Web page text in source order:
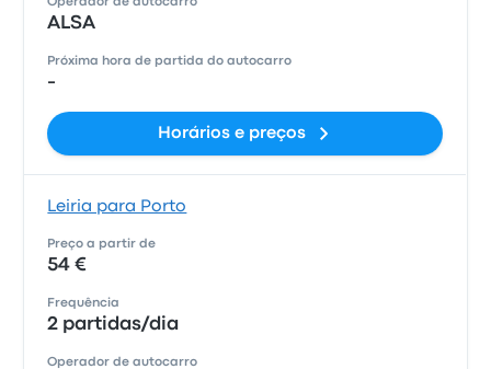
Operador de autocarro
ALSA
Próxima hora de partida do autocarro
-
Horários e preços
Leiria para Porto
Preço a partir de
54 €
Frequência
2 partidas/dia
Operador de autocarro